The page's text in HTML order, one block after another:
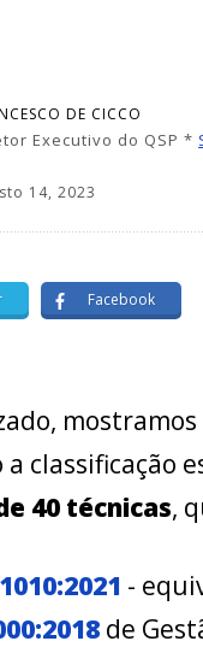
DE CICCO
Executivo do QSP *
14, 2023
Facebook
classificação
40 técnicas,
-
de